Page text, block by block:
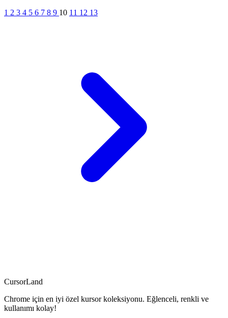
1 2 3 4 5 6 7 8 9 10 11 12 13
CursorLand
Chrome için en iyi özel kursor koleksiyonu. Eğlenceli, renkli ve
kullanımı kolay!